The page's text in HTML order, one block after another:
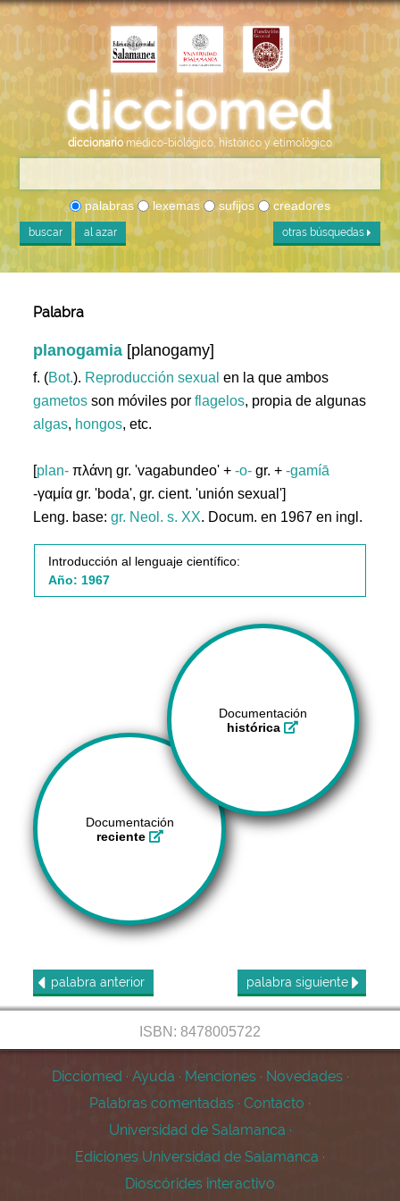
diccionario médico-biológico, histórico y etimológico
palabras lexemas sufijos creadores
buscar al azar otras búsquedas
Palabra
planogamia [planogamy]
f. (Bot.). Reproducción sexual en la que ambos
gametos son móviles porflagelos, propia de algunas
algas, hongos, etc.
[plan- πλάνη gr. 'vagabundeo' +-o- gr. +-gamíā
-γαμία gr. 'boda', gr. cient. 'unión sexual']
Leng. base:gr. Neol. s. XX. Docum. en 1967 en ingl.
Introducción al lenguaje científico:
Año: 1967
Documentación
histórica
Documentación
reciente
palabra anterior palabra siguiente
ISBN: 8478005722
Dicciomed · Ayuda · Menciones · Novedades ·
Palabras comentadas · Contacto ·
Universidad de Salamanca ·
Ediciones Universidad de Salamanca ·
Dioscórides interactivo